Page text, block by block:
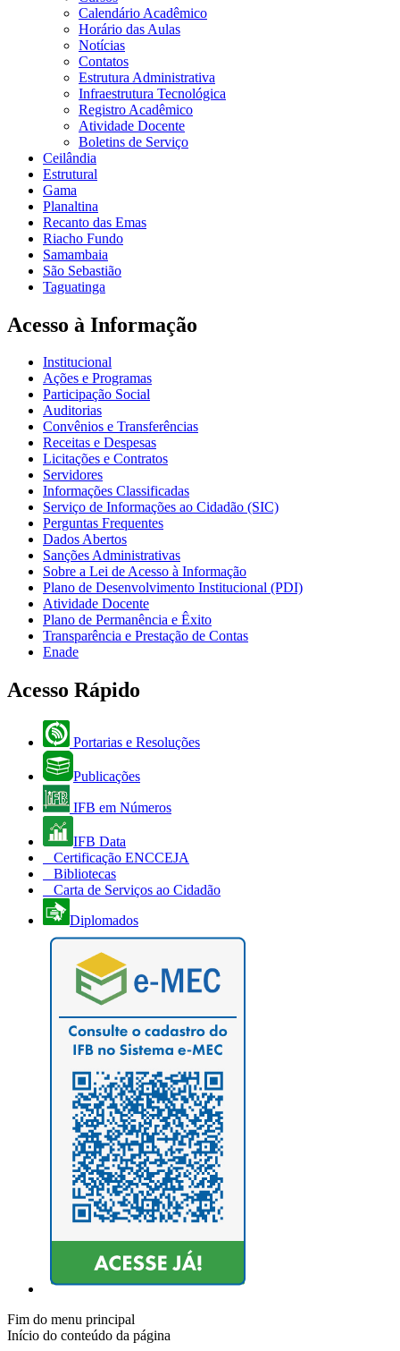
Calendário Acadêmico
Horário das Aulas
Notícias
Contatos
Estrutura Administrativa
Infraestrutura Tecnológica
Registro Acadêmico
Atividade Docente
Boletins de Serviço
Ceilândia
Estrutural
Gama
Planaltina
Recanto das Emas
Riacho Fundo
Samambaia
São Sebastião
Taguatinga
Acesso à Informação
Institucional
Ações e Programas
Participação Social
Auditorias
Convênios e Transferências
Receitas e Despesas
Licitações e Contratos
Servidores
Informações Classificadas
Serviço de Informações ao Cidadão (SIC)
Perguntas Frequentes
Dados Abertos
Sanções Administrativas
Sobre a Lei de Acesso à Informação
Plano de Desenvolvimento Institucional (PDI)
Atividade Docente
Plano de Permanência e Êxito
Transparência e Prestação de Contas
Enade
Acesso Rápido
Portarias e Resoluções
Publicações
IFB em Números
IFB Data
Certificação ENCCEJA
Bibliotecas
Carta de Serviços ao Cidadão
Diplomados
Fim do menu principal
Início do conteúdo da página